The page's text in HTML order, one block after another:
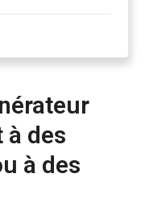
à des
à des